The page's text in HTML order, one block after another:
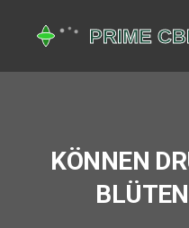
KÖNNEN